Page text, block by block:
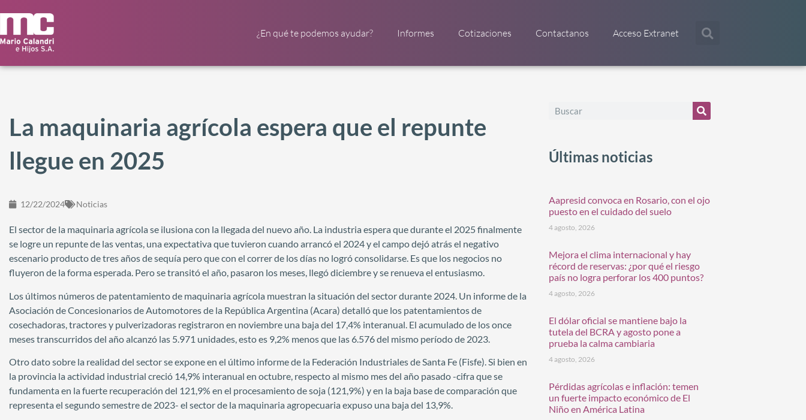
¿En qué te podemos ayudar? Informes Cotizaciones Contactanos Acceso Extranet
La maquinaria agrícola espera que el repunte
llegue en 2025
12/22/2024 Noticias
El sector de la maquinaria agrícola se ilusiona con la llegada del nuevo año. La industria espera que durante el 2025 finalmente
se logre un repunte de las ventas, una expectativa que tuvieron cuando arrancó el 2024 y el campo dejó atrás el negativo
escenario producto de tres años de sequía pero que con el correr de los días no logró consolidarse. Es que los negocios no
fluyeron de la forma esperada. Pero se transitó el año, pasaron los meses, llegó diciembre y se renueva el entusiasmo.
Los últimos números de patentamiento de maquinaria agrícola muestran la situación del sector durante 2024. Un informe de la
Asociación de Concesionarios de Automotores de la República Argentina (Acara) detalló que los patentamientos de
cosechadoras, tractores y pulverizadoras registraron en noviembre una baja del 17,4% interanual. El acumulado de los once
meses transcurridos del año alcanzó las 5.971 unidades, esto es 9,2% menos que las 6.576 del mismo período de 2023.
Otro dato sobre la realidad del sector se expone en el último informe de la Federación Industriales de Santa Fe (Fisfe). Si bien en
la provincia la actividad industrial creció 14,9% interanual en octubre, respecto al mismo mes del año pasado -cifra que se
fundamenta en la fuerte recuperación del 121,9% en el procesamiento de soja (121,9%) y en la baja base de comparación que
representa el segundo semestre de 2023- el sector de la maquinaria agropecuaria expuso una baja del 13,9%.
Últimas noticias
Aapresid convoca en Rosario, con el ojo
puesto en el cuidado del suelo
4 agosto, 2026
Mejora el clima internacional y hay
récord de reservas: ¿por qué el riesgo
país no logra perforar los 400 puntos?
4 agosto, 2026
El dólar oficial se mantiene bajo la
tutela del BCRA y agosto pone a
prueba la calma cambiaria
4 agosto, 2026
Pérdidas agrícolas e inflación: temen
un fuerte impacto económico de El
Niño en América Latina